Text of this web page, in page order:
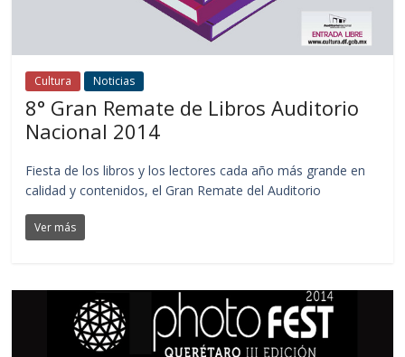
Cultura Noticias
8° Gran Remate de Libros Auditorio
Nacional 2014
Fiesta de los libros y los lectores cada año más grande en
calidad y contenidos, el Gran Remate del Auditorio
Ver más